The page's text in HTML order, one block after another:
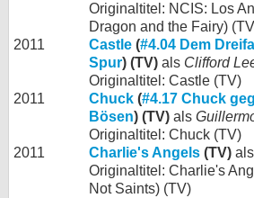
Originaltitel: NCIS: Los
Dragon and the Fairy)
2011
Castle (#4.04 Dem
Spur) (TV) als Clifford
Originaltitel: Castle (TV)
2011
Chuck (#4.17 Chuck
Bösen) (TV) als
Originaltitel: Chuck (TV)
2011
Charlie's Angels (TV) als
Originaltitel: Charlie's
Not Saints) (TV)